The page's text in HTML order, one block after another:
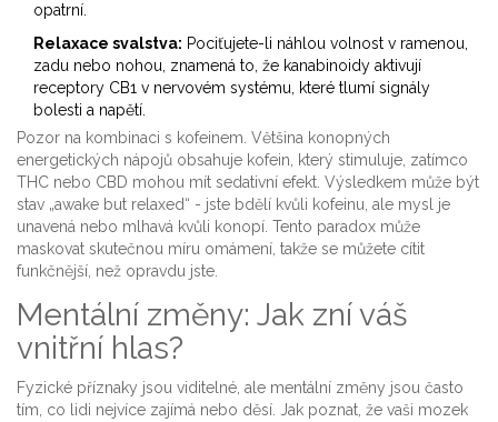
opatrní.
Relaxace svalstva: Pociťujete-li náhlou volnost v ramenou,
zadu nebo nohou, znamená to, že kanabinoidy aktivují
receptory CB1 v nervovém systému, které tlumí signály
bolesti a napětí.
Pozor na kombinaci s kofeinem. Většina konopných
energetických nápojů obsahuje kofein, který stimuluje, zatímco
THC nebo CBD mohou mít sedativní efekt. Výsledkem může být
stav „awake but relaxed“ - jste bdělí kvůli kofeinu, ale mysl je
unavená nebo mlhavá kvůli konopí. Tento paradox může
maskovat skutečnou míru omámení, takže se můžete cítit
funkčnější, než opravdu jste.
Mentální změny: Jak zní váš
vnitřní hlas?
Fyzické příznaky jsou viditelné, ale mentální změny jsou často
tím, co lidi nejvíce zajímá nebo děsí. Jak poznat, že vaši mozek